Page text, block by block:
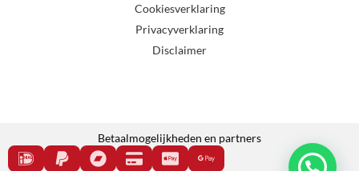
Cookiesverklaring
Privacyverklaring
Disclaimer
Betaalmogelijkheden en partners